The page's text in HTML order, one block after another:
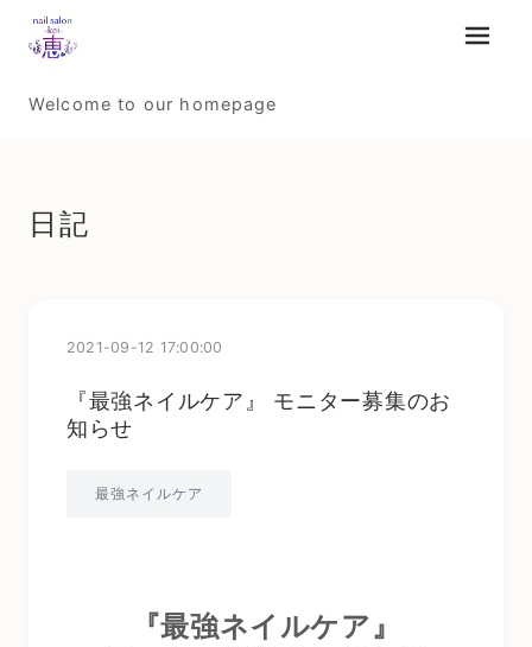
Welcome to our homepage
メニュ
日記
2021-09-12 17:00:00
『最強ネイルケア』 モニター募集のお
知らせ
最強ネイルケア
『最強ネイルケア』